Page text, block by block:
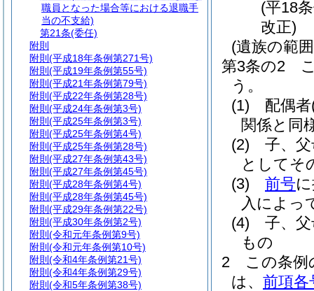
(平18
改正)
(遺族の範
第3条の2
う。
(1)
配偶者
関係と同
(2)
子、
としてそ
(3)
前号
入によっ
(4)
子、
もの
2
この条例
は、 前項各
職員となった場合等における退職手
当の不支給)
第21条(委任)
附則
附則 (平成18年条例第271号)
附則 (平成19年条例第55号)
附則 (平成21年条例第79号)
附則 (平成22年条例第28号)
附則 (平成24年条例第3号)
附則 (平成25年条例第3号)
附則 (平成25年条例第4号)
附則 (平成25年条例第28号)
附則 (平成27年条例第43号)
附則 (平成27年条例第45号)
附則 (平成28年条例第4号)
附則 (平成28年条例第45号)
附則 (平成29年条例第22号)
附則 (平成30年条例第2号)
附則 (令和元年条例第9号)
附則 (令和元年条例第10号)
附則 (令和4年条例第21号)
附則 (令和4年条例第29号)
附則 (令和5年条例第38号)